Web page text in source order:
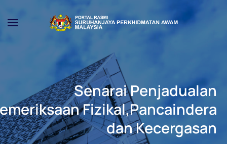
Skip to main content
Senarai Penjadualan
Fizikal,Pancaindera
dan Kecergasan